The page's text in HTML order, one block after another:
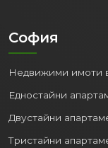
София
Недвижими имоти
Едностайни
Двустайни
Тристайни